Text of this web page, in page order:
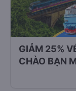
GIẢM 25%
CHÀO BẠN